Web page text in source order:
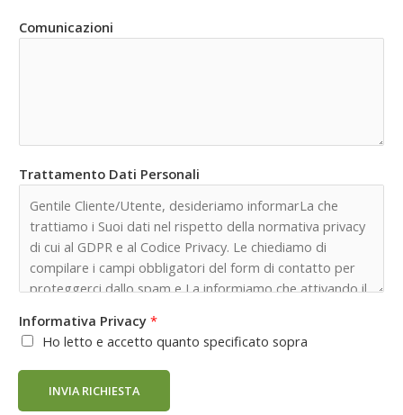
Comunicazioni
Trattamento Dati Personali
Informativa Privacy *
Ho letto e accetto quanto specificato sopra
INVIA RICHIESTA